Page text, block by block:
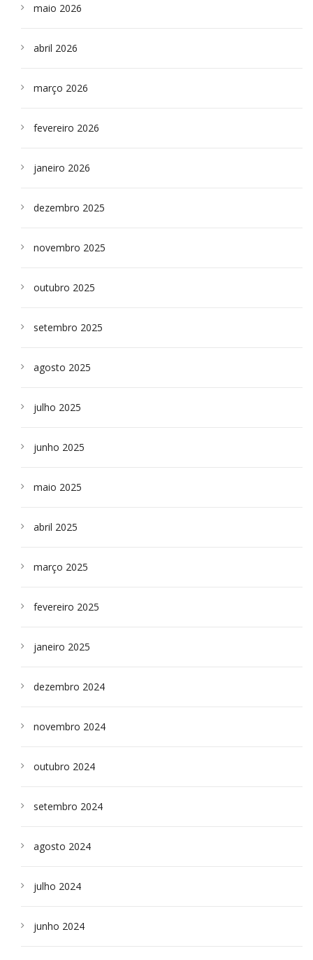
maio 2026
abril 2026
março 2026
fevereiro 2026
janeiro 2026
dezembro 2025
novembro 2025
outubro 2025
setembro 2025
agosto 2025
julho 2025
junho 2025
maio 2025
abril 2025
março 2025
fevereiro 2025
janeiro 2025
dezembro 2024
novembro 2024
outubro 2024
setembro 2024
agosto 2024
julho 2024
junho 2024